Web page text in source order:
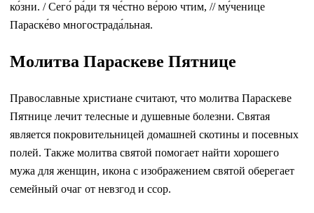
ко́зни. / Сего́ ра́ди тя че́стно ве́рою чтим, // му́ченице
Параске́во многострада́льная.
Молитва Параскеве Пятнице
Православные христиане считают, что молитва Параскеве
Пятнице лечит телесные и душевные болезни. Святая
является покровительницей домашней скотины и посевных
полей. Также молитва святой помогает найти хорошего
мужа для женщин, икона с изображением святой оберегает
семейный очаг от невзгод и ссор.